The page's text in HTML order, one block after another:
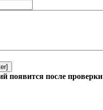
появится после проверки